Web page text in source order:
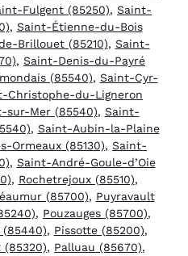
Fulgent (85250), Saint-
, Saint-Étienne-du-Bois
Brillouet (85210), Saint-
, Saint-Denis-du-Payré
(85540), Saint-Cyr-
Christophe-du-Ligneron
sur-Mer (85540), Saint-
, Saint-Aubin-la-Plaine
Ormeaux (85130), Saint-
, Saint-André-Goule-d’Oie
, Rochetrejoux (85510),
(85700), Puyravault
, Pouzauges (85700),
(85440), Pissotte (85200),
(85320), Palluau (85670),